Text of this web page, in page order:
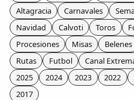
AlkoTV
Biblioteca
Periódico Alconétar
Altagracia
Carnavales
Navidad
Calvoti Toros
Procesiones
Misas Belenes
Rutas
Futbol Canal
2025
2024 2023 2022
2017